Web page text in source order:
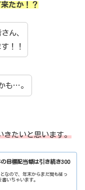
たか！？
ん、
！！
も…。
きたいと思います。
目標配当額は引き続き300
なので、年末からまだ間も経っ
いちゃいます。